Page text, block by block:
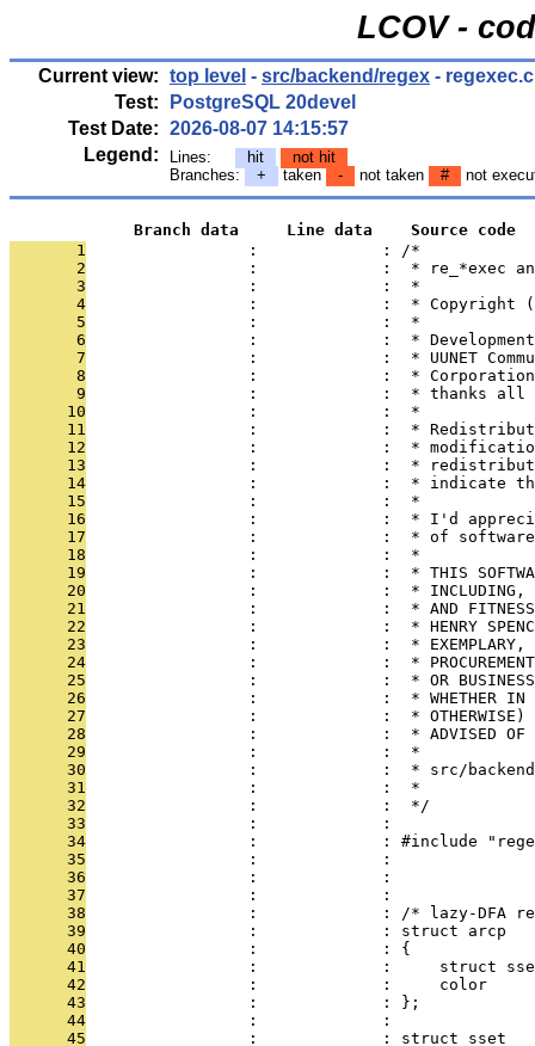
LCOV -
Current view: top level - src/backend/regex - regexec.c
Test:
PostgreSQL 20devel
Test Date: 2026-08-07 14:15:57
Legend:
Lines: hit
not hit
Branches:
+ taken - not taken # not
             Branch data     Line data    Source code
       1
                 :             : /*
       2
:             :  * re_*exec
       3
                 :             :  *
       4
:             :  * Copyright
       5
                 :             :  *
       6
:             :  *
       7
:             :  * UUNET
       8
:             :  *
       9
:             :  * thanks all
      10
                 :             :  *
      11
:             :  *
      12
:             :  *
      13
:             :  *
      14
:             :  * indicate
      15
                 :             :  *
      16
:             :  * I'd
      17
:             :  * of
      18
                 :             :  *
      19
:             :  * THIS
      20
:             :  *
      21
:             :  * AND
      22
:             :  * HENRY
      23
:             :  *
      24
:             :  *
      25
:             :  * OR
      26
:             :  * WHETHER
      27
:             :  *
      28
:             :  * ADVISED
      29
                 :             :  *
      30
:             :  * src/
      31
                 :             :  *
      32
                 :             :  */
      33
                 :             :
      34
:             : #include
      35
                 :             :
      36
                 :             :
      37
                 :             :
      38
:             : /* lazy-DFA
      39
                 :             : struct arcp
      40
:             : {
      41
:             :     struct
      42
:             :     color
      43
                 :             : };
      44
                 :             :
      45
                 :             : struct sset